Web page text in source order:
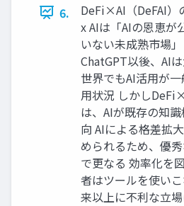
6.
DeFi×AI（DeFAI）
x AIは「AIの恩恵が
いない未成熟市場
ChatGPT以後、AI
世界でもAI活用が
用状況 しかし
は、AIが既存の知
向 AIによる格差拡
められるため、優
で更なる 効率化を
者はツールを使い
来以上に不利な立